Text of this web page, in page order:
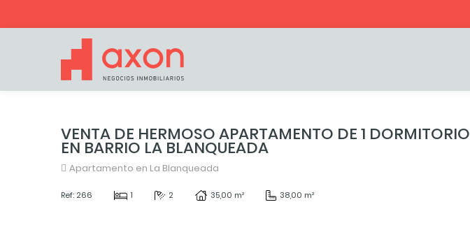
VENTA DE HERMOSO APARTAMENTO DE 1 DORMITORIO
EN BARRIO LA BLANQUEADA
Apartamento en La Blanqueada
Ref: 266 1 2 35,00 m² 38,00 m²